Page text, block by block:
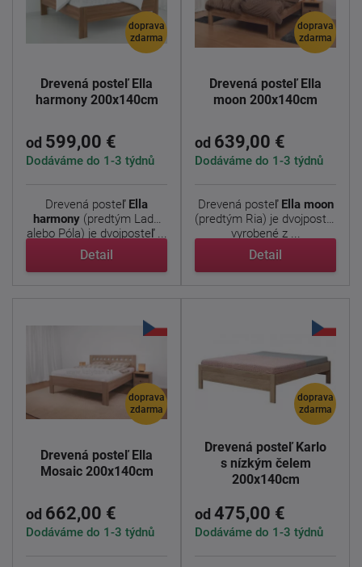
doprava
zdarma
Drevená posteľ Ella
harmony 200x140cm
od 599,00 €
Dodáváme do 1-3 týdnů
Drevená posteľ Ella
harmony (predtým Lada
alebo Póla) je dvojposteľ ...
Detail
doprava
zdarma
Drevená posteľ Ella
moon 200x140cm
od 639,00 €
Dodáváme do 1-3 týdnů
Drevená posteľ Ella moon
(predtým Ria) je dvojposteľ
vyrobené z ...
Detail
doprava
zdarma
Drevená posteľ Ella
Mosaic 200x140cm
od 662,00 €
Dodáváme do 1-3 týdnů
doprava
zdarma
Drevená posteľ Karlo
s nízkým čelem
200x140cm
od 475,00 €
Dodáváme do 1-3 týdnů